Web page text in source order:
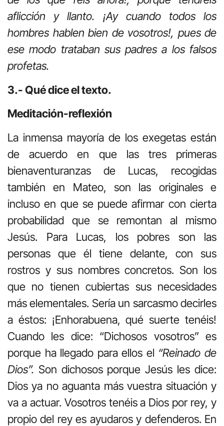
aflicción y llanto. ¡Ay cuando todos los
hombres hablen bien de vosotros!, pues de
ese modo trataban sus padres a los falsos
profetas.
3.- Qué dice el texto.
Meditación-reflexión
La inmensa mayoría de los exegetas están
de acuerdo en que las tres primeras
bienaventuranzas de Lucas, recogidas
también en Mateo, son las originales e
incluso en que se puede afirmar con cierta
probabilidad que se remontan al mismo
Jesús. Para Lucas, los pobres son las
personas que él tiene delante, con sus
rostros y sus nombres concretos. Son los
que no tienen cubiertas sus necesidades
más elementales. Sería un sarcasmo decirles
a éstos: ¡Enhorabuena, qué suerte tenéis!
Cuando les dice: “Dichosos vosotros” es
porque ha llegado para ellos el “Reinado de
Dios”. Son dichosos porque Jesús les dice:
Dios ya no aguanta más vuestra situación y
va a actuar. Vosotros tenéis a Dios por rey, y
propio del rey es ayudaros y defenderos. En